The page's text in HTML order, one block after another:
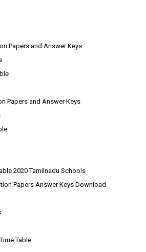
Papers and Answer Keys
Papers and Answer Keys
2020 Tamilnadu Schools
Papers Answer Keys Download
Table